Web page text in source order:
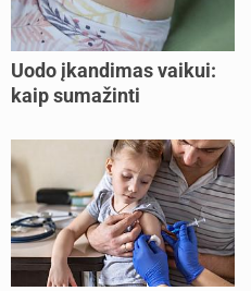
Uodo įkandimas vaikui:
kaip sumažinti